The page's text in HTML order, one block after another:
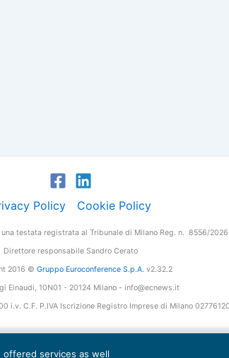
Policy Cookie Policy
una testata registrata al Tribunale di Milano Reg. n. 8556/2026
Direttore responsabile Sandro Cerato
2016 © Gruppo Euroconference S.p.A. v2.32.2
Einaudi, 10N01 - 20124 Milano - info@ecnews.it
i.v. C.F. P.IVA Iscrizione Registro Imprese di Milano
services as well